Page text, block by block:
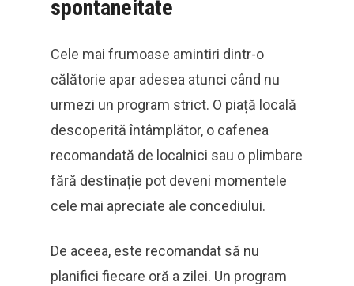
spontaneitate
Cele mai frumoase amintiri dintr-o
călătorie apar adesea atunci când nu
urmezi un program strict. O piață locală
descoperită întâmplător, o cafenea
recomandată de localnici sau o plimbare
fără destinație pot deveni momentele
cele mai apreciate ale concediului.
De aceea, este recomandat să nu
planifici fiecare oră a zilei. Un program